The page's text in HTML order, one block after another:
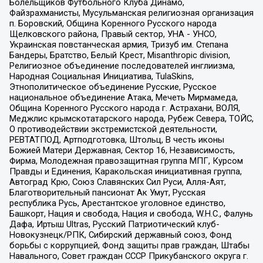
Болельщиков Футбольного Клуба Динамо,
Файзрахманисты, Мусульманская религиозная организация
п. Боровский, Община Коренного Русского народа
Щелковского района, Правый сектор, УНА - УНСО,
Украинская повстанческая армия, Тризуб им. Степана
Бандеры, Братство, Белый Крест, Misanthropic division,
Религиозное объединение последователей инглиизма,
Народная Социальная Инициатива, TulaSkins,
Этнополитическое объединение Русские, Русское
национальное объединение Атака, Мечеть Мирмамеда,
Община Коренного Русского народа г. Астрахани, ВОЛЯ,
Меджлис крымскотатарского народа, Рубеж Севера, ТОЙС,
О противодействии экстремистской деятельности,
РЕВТАТПОД, Артподготовка, Штольц, В честь иконы
Божией Матери Державная, Сектор 16, Независимость,
Фирма, Молодежная правозащитная группа МПГ, Курсом
Правды и Единения, Каракольская инициативная группа,
Автоград Крю, Союз Славянских Сил Руси, Алля-Аят,
Благотворительный пансионат Ак Умут, Русская
республика Русь, Арестантское уголовное единство,
Башкорт, Нация и свобода, Нация и свобода, W.H.С., Фалунь
Дафа, Иртыш Ultras, Русский Патриотический клуб-
Новокузнецк/РПК, Сибирский державный союз, Фонд
борьбы с коррупцией, Фонд защиты прав граждан, Штабы
Навального, Совет граждан СССР Прикубанского округа г.